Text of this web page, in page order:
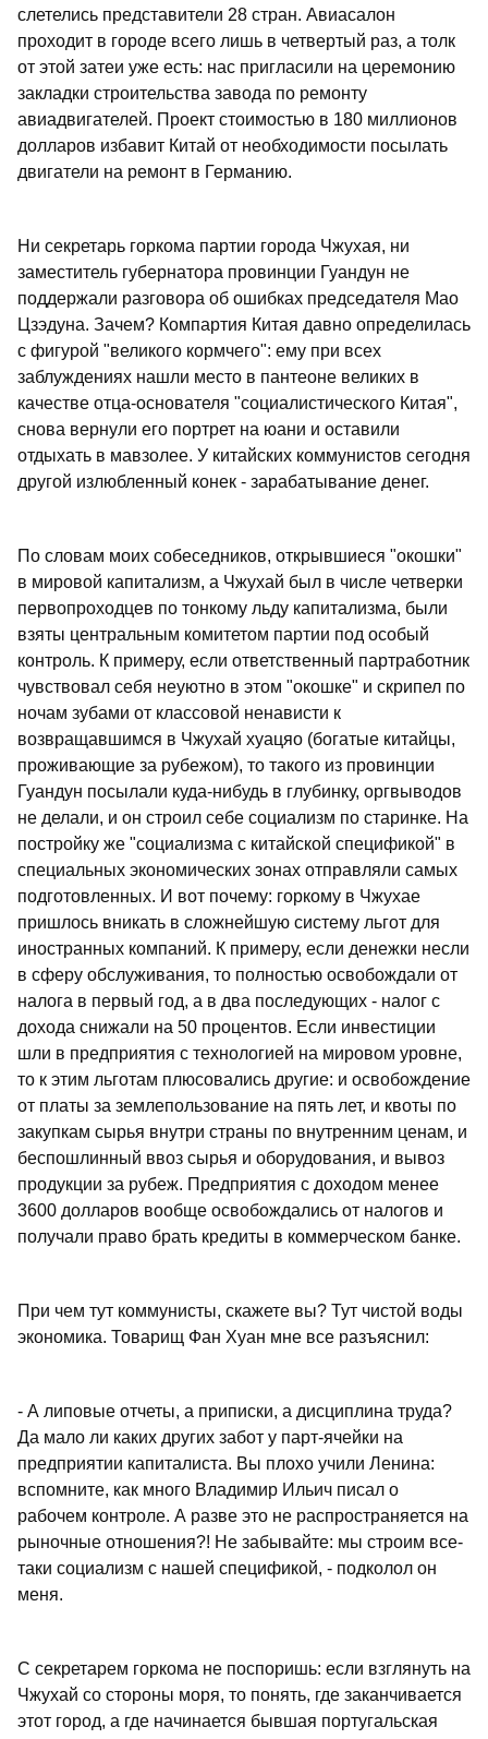
слетелись представители 28 стран. Авиасалон
проходит в городе всего лишь в четвертый раз, а толк
от этой затеи уже есть: нас пригласили на церемонию
закладки строительства завода по ремонту
авиадвигателей. Проект стоимостью в 180 миллионов
долларов избавит Китай от необходимости посылать
двигатели на ремонт в Германию.
Ни секретарь горкома партии города Чжухая, ни
заместитель губернатора провинции Гуандун не
поддержали разговора об ошибках председателя Мао
Цзэдуна. Зачем? Компартия Китая давно определилась
с фигурой "великого кормчего": ему при всех
заблуждениях нашли место в пантеоне великих в
качестве отца-основателя "социалистического Китая",
снова вернули его портрет на юани и оставили
отдыхать в мавзолее. У китайских коммунистов сегодня
другой излюбленный конек - зарабатывание денег.
По словам моих собеседников, открывшиеся "окошки"
в мировой капитализм, а Чжухай был в числе четверки
первопроходцев по тонкому льду капитализма, были
взяты центральным комитетом партии под особый
контроль. К примеру, если ответственный партработник
чувствовал себя неуютно в этом "окошке" и скрипел по
ночам зубами от классовой ненависти к
возвращавшимся в Чжухай хуацяо (богатые китайцы,
проживающие за рубежом), то такого из провинции
Гуандун посылали куда-нибудь в глубинку, оргвыводов
не делали, и он строил себе социализм по старинке. На
постройку же "социализма с китайской спецификой" в
специальных экономических зонах отправляли самых
подготовленных. И вот почему: горкому в Чжухае
пришлось вникать в сложнейшую систему льгот для
иностранных компаний. К примеру, если денежки несли
в сферу обслуживания, то полностью освобождали от
налога в первый год, а в два последующих - налог с
дохода снижали на 50 процентов. Если инвестиции
шли в предприятия с технологией на мировом уровне,
то к этим льготам плюсовались другие: и освобождение
от платы за землепользование на пять лет, и квоты по
закупкам сырья внутри страны по внутренним ценам, и
беспошлинный ввоз сырья и оборудования, и вывоз
продукции за рубеж. Предприятия с доходом менее
3600 долларов вообще освобождались от налогов и
получали право брать кредиты в коммерческом банке.
При чем тут коммунисты, скажете вы? Тут чистой воды
экономика. Товарищ Фан Хуан мне все разъяснил:
- А липовые отчеты, а приписки, а дисциплина труда?
Да мало ли каких других забот у парт-ячейки на
предприятии капиталиста. Вы плохо учили Ленина:
вспомните, как много Владимир Ильич писал о
рабочем контроле. А разве это не распространяется на
рыночные отношения?! Не забывайте: мы строим все-
таки социализм с нашей спецификой, - подколол он
меня.
С секретарем горкома не поспоришь: если взглянуть на
Чжухай со стороны моря, то понять, где заканчивается
этот город, а где начинается бывшая португальская